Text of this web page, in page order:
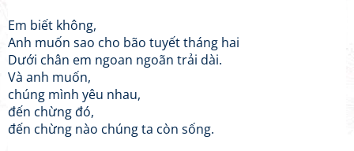
Em biết không,
Anh muốn sao cho bão tuyết tháng hai
Dưới chân em ngoan ngoãn trải dài.
Và anh muốn,
chúng mình yêu nhau,
đến chừng đó,
đến chừng nào chúng ta còn sống.